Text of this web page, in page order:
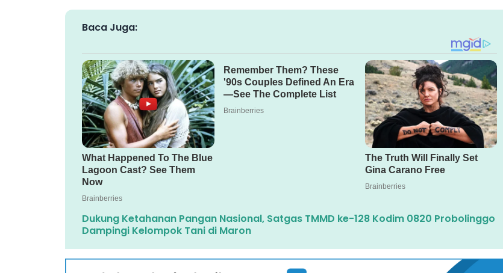
Baca Juga:
Dukung Ketahanan Pangan Nasional, Satgas TMMD ke-128 Kodim 0820 Probolinggo
Dampingi Kelompok Tani di Maron